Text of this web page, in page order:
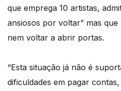
que emprega 10 artistas,
ansiosos por voltar” mas
nem voltar a abrir portas.
“Esta situação já não é
dificuldades em pagar